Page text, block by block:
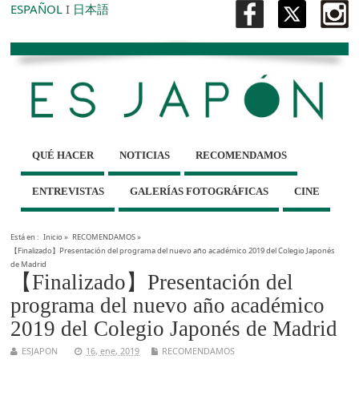
ESPAÑOL I 日本語
QUÉ HACER NOTICIAS RECOMENDAMOS
ENTREVISTAS GALERÍAS FOTOGRÁFICAS CINE
Está en : Inicio» RECOMENDAMOS»
【Finalizado】Presentación del programa del nuevo año académico 2019 del Colegio Japonés
de Madrid
【Finalizado】Presentación del
programa del nuevo año académico
2019 del Colegio Japonés de Madrid
ESJAPON 16, ene, 2019 RECOMENDAMOS